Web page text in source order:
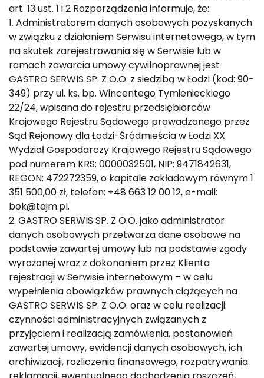
art. 13 ust. 1 i 2 Rozporządzenia informuje, że:
1. Administratorem danych osobowych pozyskanych
w związku z działaniem Serwisu internetowego, w tym
na skutek zarejestrowania się w Serwisie lub w
ramach zawarcia umowy cywilnoprawnej jest
GASTRO SERWIS SP. Z O.O. z siedzibą w Łodzi (kod: 90-
349) przy ul. ks. bp. Wincentego Tymienieckiego
22/24, wpisana do rejestru przedsiębiorców
Krajowego Rejestru Sądowego prowadzonego przez
Sąd Rejonowy dla Łodzi-Śródmieścia w Łodzi XX
Wydział Gospodarczy Krajowego Rejestru Sądowego
pod numerem KRS: 0000032501, NIP: 9471842631,
REGON: 472272359, o kapitale zakładowym równym 1
351 500,00 zł, telefon: +48 663 12 00 12, e-mail:
bok@tajm.pl.
2. GASTRO SERWIS SP. Z O.O. jako administrator
danych osobowych przetwarza dane osobowe na
podstawie zawartej umowy lub na podstawie zgody
wyrażonej wraz z dokonaniem przez Klienta
rejestracji w Serwisie internetowym – w celu
wypełnienia obowiązków prawnych ciążących na
GASTRO SERWIS SP. Z O.O. oraz w celu realizacji:
czynności administracyjnych związanych z
przyjęciem i realizacją zamówienia, postanowień
zawartej umowy, ewidencji danych osobowych, ich
archiwizacji, rozliczenia finansowego, rozpatrywania